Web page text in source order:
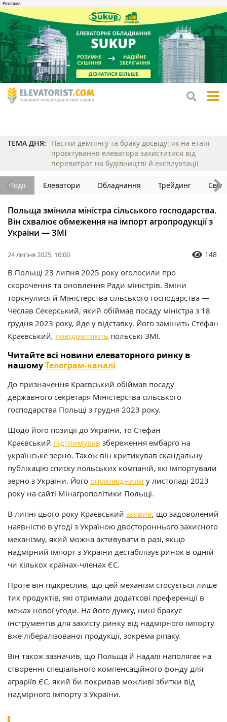
ТЕМА ДНЯ:
Пастки демпінгу та браку досвіду: як на етапі
проєктування елеватора захиститися від
перевитрат на будівництві й експлуатації
Події Елеватори Обладнання Трейдинг Світ
Польща змінила міністра сільського господарства.
Він схвалює обмеження на імпорт агропродукції з
України — ЗМІ
24 липня 2025, 10:00 148
В Польщі 23 липня 2025 року оголосили про
скорочення та оновлення Ради міністрів. Зміни
торкнулися й Міністерства сільського господарства —
Чеслав Секерський, який обіймав посаду міністра з 18
грудня 2023 року, йде у відставку. Його замінить Стефан
Краєвський, повідомляють польські ЗМІ.
Читайте всі новини елеваторного ринку в
нашомуТелеграм-каналі
До призначення Краєвський обіймав посаду
державного секретаря Міністерства сільського
господарства Польщі з грудня 2023 року.
Щодо його позиції до України, то Стефан
Краєвський підтримував збереження ембарго на
українське зерно. Також він критикував скандальну
публікацію списку польських компаній, які імпортували
зерно з України. Його оприлюднили у листопаді 2023
року на сайті Мінагрополітики Польщі.
В липні цього року Краєвський заявив, що задоволений
наявністю в угоді з Україною двостороннього захисного
механізму, який можна активувати в разі, якщо
надмірний імпорт з України дестабілізує ринок в одній
чи кількох країнах-членах ЄС.
Проте він підкреслив, що цей механізм стосується лише
тих продуктів, які отримали додаткові преференції в
межах нової угоди. На його думку, нині бракує
інструментів для захисту ринку від надмірного імпорту
вже лібералізованої продукції, зокрема ріпаку.
Він також зазначив, що Польща й надалі наполягає на
створенні спеціального компенсаційного фонду для
аграріїв ЄС, який би покривав можливі збитки від
надмірного імпорту з України.